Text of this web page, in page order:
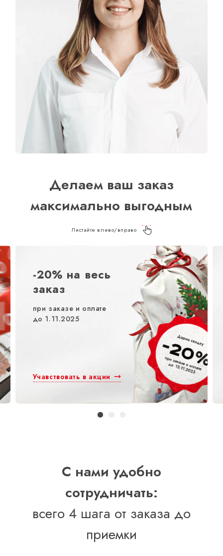
Делаем ваш заказ
максимально выгодным
Листайте влево/вправо
-20% на весь
заказ
при заказе и оплате
до 1.11.2025
Учавствовать в акции
С нами удобно
сотрудничать:
всего 4 шага от заказа до
приемки